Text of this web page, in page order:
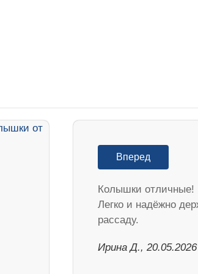
Вперед
Колышки отличные!
Легко и надёжно
рассаду.
Ирина Д., 20.05.2026